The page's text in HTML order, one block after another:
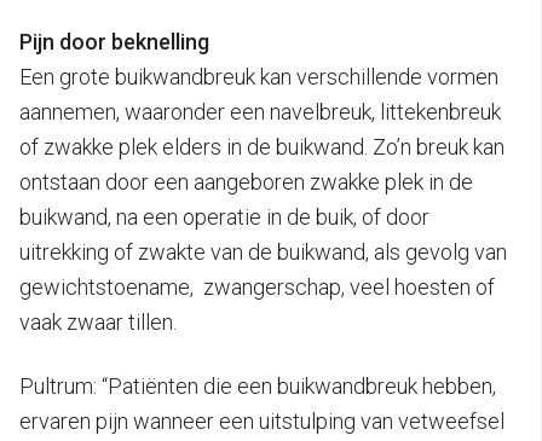
Pijn door beknelling
Een grote buikwandbreuk kan verschillende vormen
aannemen, waaronder een navelbreuk, littekenbreuk
of zwakke plek elders in de buikwand. Zo’n breuk kan
ontstaan door een aangeboren zwakke plek in de
buikwand, na een operatie in de buik, of door
uitrekking of zwakte van de buikwand, als gevolg van
gewichtstoename, zwangerschap, veel hoesten of
vaak zwaar tillen.
Pultrum: “Patiënten die een buikwandbreuk hebben,
ervaren pijn wanneer een uitstulping van vetweefsel